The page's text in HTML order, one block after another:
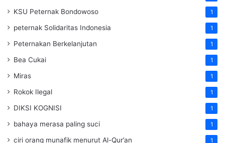
KSU Peternak Bondowoso 1
peternak Solidaritas Indonesia 1
Peternakan Berkelanjutan 1
Bea Cukai 1
Miras 1
Rokok Ilegal 1
DIKSI KOGNISI 1
bahaya merasa paling suci 1
ciri orang munafik menurut Al-Qur’an 1